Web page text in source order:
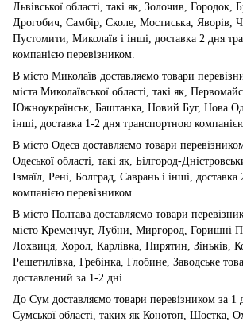
Львівської області, такі як, Золочив, Городок,
Дрогобич, Самбір, Сколе, Мостиська, Яворів,
Пустомити, Миколаїв і інші, доставка 2 дня
компанією перевізником.
В місто Миколаїв доставляємо товари
міста Миколаївської області, такі як,
Южноукраїнськ, Баштанка, Новий Буг, Нова
інші, доставка 1-2 дня транспортною
В місто Одеса доставляємо товари
Одеської області, такі як, Білгород-
Ізмаїл, Рені, Болград, Саврань і інші,
компанією перевізником.
В місто Полтава доставляємо товари
місто Кременчуг, Лубни, Миргород, Горишні
Лохвиця, Хорол, Карлівка, Пирятин, Зіньків,
Решетилівка, Гребінка, Глобине, Заводське
доставлений за 1-2 дні.
До Сум доставляємо товари перевізником за 1
Сумської області, таких як Конотоп, Шостка,